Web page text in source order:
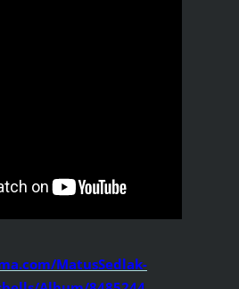
MatusSedlak-